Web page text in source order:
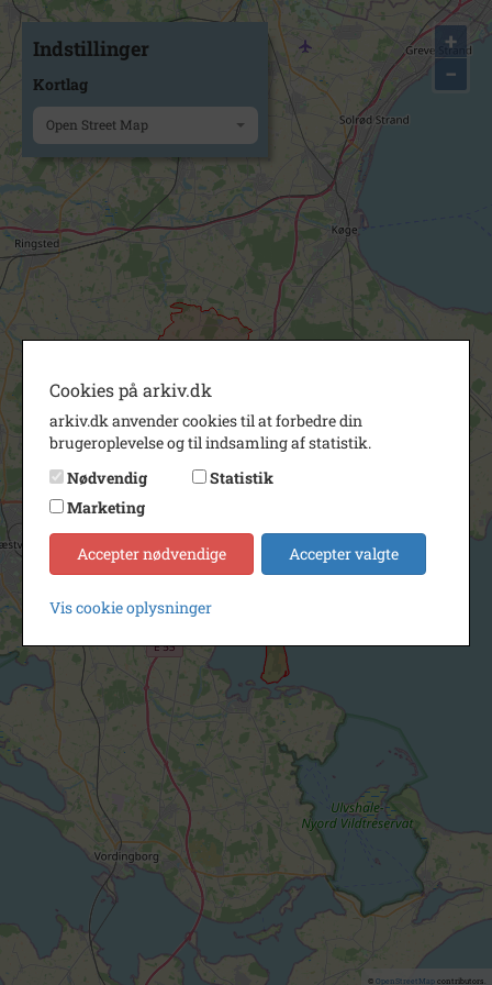
+
−
© OpenStreetMapcontributors.
Indstillinger
Kortlag
Open Street Map
Cookies på arkiv.dk
arkiv.dk anvender cookies til at forbedre din
brugeroplevelse og til indsamling af statistik.
Nødvendig
Statistik
Marketing
Accepter nødvendige Accepter valgte
Vis cookie oplysninger